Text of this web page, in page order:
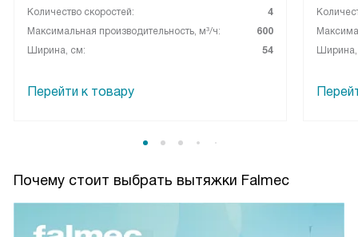
Количество скоростей:
4
Максимальная производительность, м³/ч:
600
Ширина, см:
54
Перейти к товару
Почему стоит выбрать вытяжки Falmec